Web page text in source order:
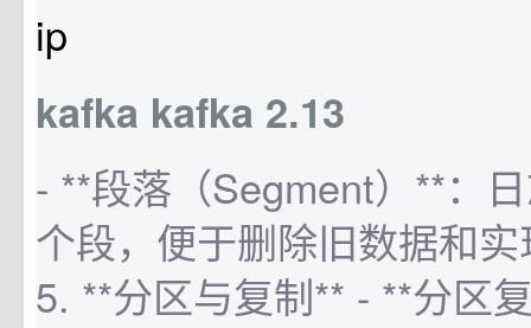
kafka kafka 2.13
- **段落（Segment）**：
个段，便于删除旧数据和
5. **分区与复制** - **分区